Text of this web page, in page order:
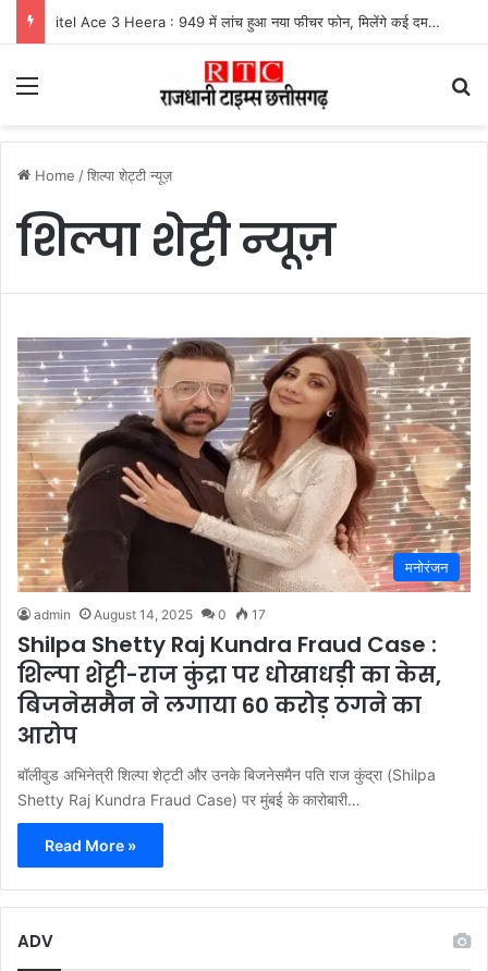
itel Ace 3 Heera : 949 में लांच हुआ नया फीचर फोन, मिलेंगे कई दमदार फीचर्स
Menu
Home /शिल्पा शेट्टी न्यूज़
शिल्पा शेट्टी न्यूज़
मनोरंजन
admin August 14, 2025 0 17
Shilpa Shetty Raj Kundra Fraud Case :
शिल्पा शेट्टी-राज कुंद्रा पर धोखाधड़ी का केस,
बिजनेसमैन ने लगाया 60 करोड़ ठगने का
आरोप
बॉलीवुड अभिनेत्री शिल्पा शेट्टी और उनके बिजनेसमैन पति राज कुंद्रा (Shilpa
Shetty Raj Kundra Fraud Case) पर मुंबई के कारोबारी…
Read More »
ADV